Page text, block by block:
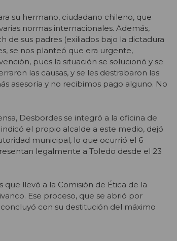
su hermano, ciudadano chileno, que
normas internacionales. Además,
de sus padres (exiliados bajo la dictadura
se nos planteó que era urgente,
pues la situación se solucionó y se
las causas, y se les destrabaron las
asesoría y no recibimos pago alguno. No
Desbordes se integró a la oficina de
el propio alcalde a este medio, dejó
municipal, lo que ocurrió el 6
legalmente a Toledo desde el 23
que llevó a la Comisión de Ética de la
Ese proceso, que se abrió por
con su destitución del máximo